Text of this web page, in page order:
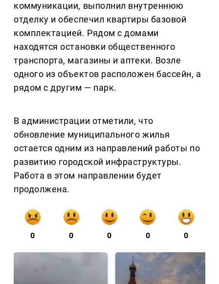
коммуникации, выполнил внутреннюю
отделку и обеспечил квартиры базовой
комплектацией. Рядом с домами
находятся остановки общественного
транспорта, магазины и аптеки. Возле
одного из объектов расположен бассейн, а
рядом с другим — парк.
В администрации отметили, что
обновление муниципального жилья
остается одним из направлений работы по
развитию городской инфраструктуры.
Работа в этом направлении будет
продолжена.
0 0 0 0 0